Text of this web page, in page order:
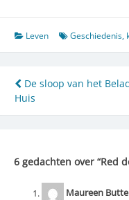
Leven Geschiedenis,
Bericht
navigatie
De sloop van het
Huis
6 gedachten over “Red
Maureen